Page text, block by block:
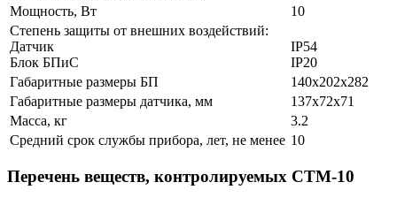
Мощность, Вт
10
Степень защиты от внешних воздействий:
Датчик
Блок БПиС
IP54
IP20
Габаритные размеры БП
140х202х282
Габаритные размеры датчика, мм
137х72х71
Масса, кг
3.2
Средний срок службы прибора, лет, не менее 10
Перечень веществ, контролируемых СТМ-10